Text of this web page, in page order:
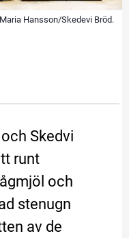
Hansson/Skedevi Bröd.
Skedvi
runt
och
stenugn
av de